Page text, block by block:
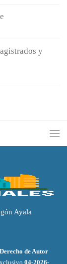
y
Ayala
de Autor
04-2026-